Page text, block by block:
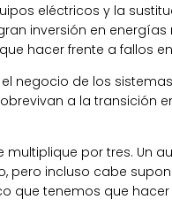
eléctricos y la
inversión en
hacer frente a fallos
negocio de los
a la transición
por tres. Un
incluso cabe
que tenemos que